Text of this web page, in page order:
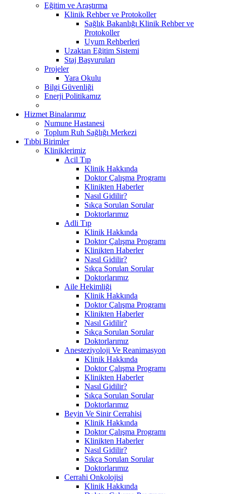
Eğitim ve Araştırma
Klinik Rehber ve Protokoller
Sağlık Bakanlığı Klinik Rehber ve
Protokoller
Uyum Rehberleri
Uzaktan Eğitim Sistemi
Staj Başvuruları
Projeler
Yara Okulu
Bilgi Güvenliği
Enerji Politikamız
Hizmet Binalarımız
Numune Hastanesi
Toplum Ruh Sağlığı Merkezi
Tıbbi Birimler
Kliniklerimiz
Acil Tıp
Klinik Hakkında
Doktor Çalışma Programı
Klinikten Haberler
Nasıl Gidilir?
Sıkça Sorulan Sorular
Doktorlarımız
Adli Tıp
Klinik Hakkında
Doktor Çalışma Programı
Klinikten Haberler
Nasıl Gidilir?
Sıkça Sorulan Sorular
Doktorlarımız
Aile Hekimliği
Klinik Hakkında
Doktor Çalışma Programı
Klinikten Haberler
Nasıl Gidilir?
Sıkça Sorulan Sorular
Doktorlarımız
Anesteziyoloji Ve Reanimasyon
Klinik Hakkında
Doktor Çalışma Programı
Klinikten Haberler
Nasıl Gidilir?
Sıkça Sorulan Sorular
Doktorlarımız
Beyin Ve Sinir Cerrahisi
Klinik Hakkında
Doktor Çalışma Programı
Klinikten Haberler
Nasıl Gidilir?
Sıkça Sorulan Sorular
Doktorlarımız
Cerrahi Onkolojisi
Klinik Hakkında